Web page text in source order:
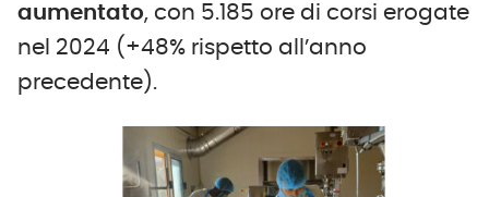
aumentato, con 5.185 ore di corsi erogate
nel 2024 (+48% rispetto all’anno
precedente).